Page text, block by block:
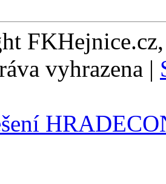
vyhrazena |